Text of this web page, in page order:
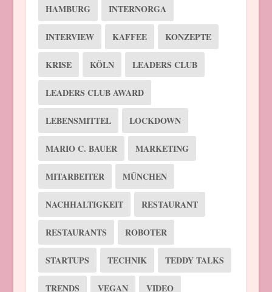
HAMBURG INTERNORGA
INTERVIEW KAFFEE KONZEPTE
KRISE KÖLN LEADERS CLUB
LEADERS CLUB AWARD
LEBENSMITTEL LOCKDOWN
MARIO C. BAUER MARKETING
MITARBEITER MÜNCHEN
NACHHALTIGKEIT RESTAURANT
RESTAURANTS ROBOTER
STARTUPS TECHNIK TEDDY TALKS
TRENDS VEGAN VIDEO